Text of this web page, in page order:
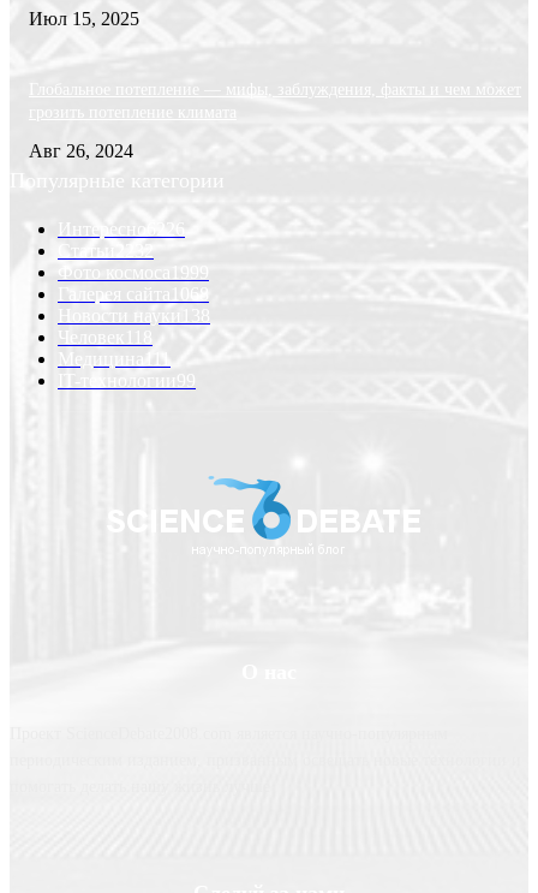
Июл 15, 2025
Глобальное потепление — мифы, заблуждения, факты и чем может
грозить потепление климата
Авг 26, 2024
Популярные категории
Интересно
6226
Статьи
Фото космоса
1999
Галерея сайта 1068
Новости науки
Человек
Медицина
IT-технологии99